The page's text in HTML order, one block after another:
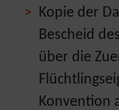
Kopie der
Bescheid
über die
Konvention